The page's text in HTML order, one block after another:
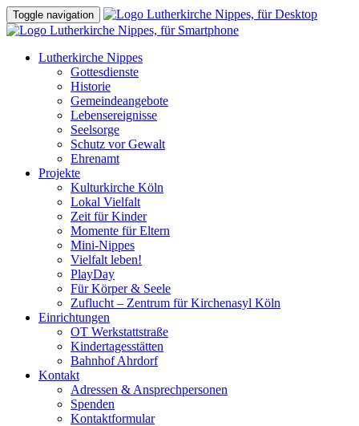
Toggle navigation
Lutherkirche Nippes
Gottesdienste
Historie
Gemeindeangebote
Lebensereignisse
Seelsorge
Schutz vor Gewalt
Ehrenamt
Projekte
Kulturkirche Köln
Lokal Vielfalt
Zeit für Kinder
Momente für Eltern
Mini-Nippes
Vielfalt leben!
PlayDay
Für Körper & Seele
Zuflucht – Zentrum für Kirchenasyl Köln
Einrichtungen
OT Werkstattstraße
Kindertagesstätten
Bahnhof Ahrdorf
Kontakt
Adressen & Ansprechpersonen
Spenden
Kontaktformular